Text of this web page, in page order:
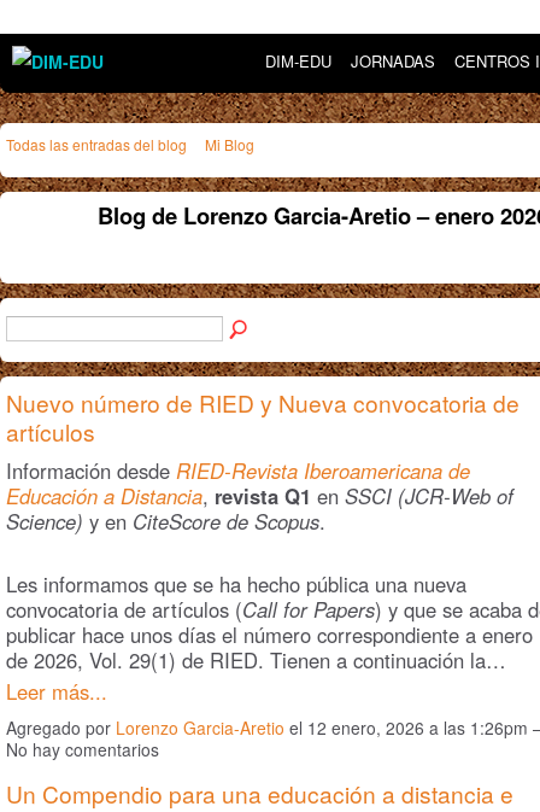
DIM-EDU JORNADAS CENTROS
Todas las entradas del blog Mi Blog
Blog de Lorenzo Garcia-Aretio – enero
Nuevo número de RIED y Nueva convocatoria de
artículos
Información desde RIED-Revista Iberoamericana de
Educación a Distancia, revista Q1 en SSCI (JCR-Web of
Science) y en CiteScore de Scopus.
Les informamos que se ha hecho pública una nueva
convocatoria de artículos (Call for Papers) y que se acaba
publicar hace unos días el número correspondiente a enero
de 2026, Vol. 29(1) de RIED. Tienen a continuación la…
Leer más...
Agregado por Lorenzo Garcia-Aretio el 12 enero, 2026 a las 1:26pm
No hay comentarios
Un Compendio para una educación a distancia e